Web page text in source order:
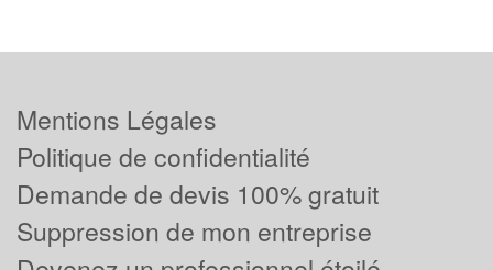
Mentions Légales
Politique de confidentialité
Demande de devis 100% gratuit
Suppression de mon entreprise